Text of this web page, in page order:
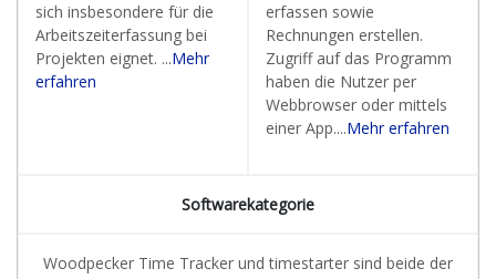
sich insbesondere für die
Arbeitszeiterfassung bei
Projekten eignet. ...Mehr
erfahren
erfassen sowie
Rechnungen erstellen.
Zugriff auf das Programm
haben die Nutzer per
Webbrowser oder mittels
einer App....Mehr erfahren
Softwarekategorie
Woodpecker Time Tracker und timestarter sind beide der